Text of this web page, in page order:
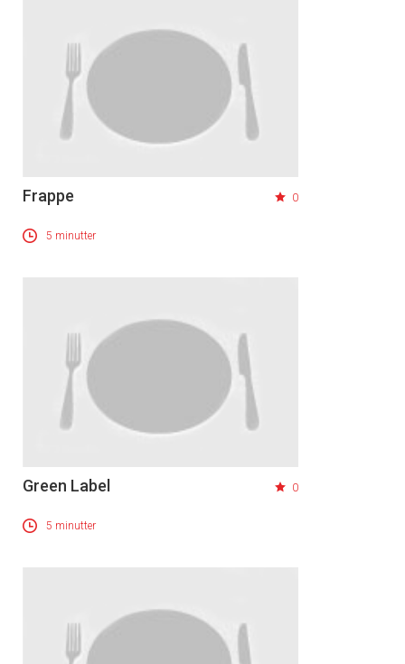
Frappe 0
5 minutter
Green Label 0
5 minutter